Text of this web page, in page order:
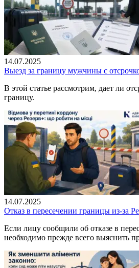
14.07.2025
Выезд за границу мужчины с
В этой статье рассмотрим, дает ли
границу.
14.07.2025
Отказ в пересечении границы из-за
Если лицу сообщили об отказе в
необходимо прежде всего выяснить